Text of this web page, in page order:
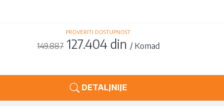
PROVERITI DOSTUPNOST
149.887127.404 din / Komad
DETALJNIJE